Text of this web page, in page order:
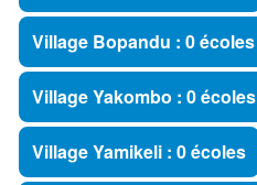
Village Bopandu : 0 écoles
Village Yakombo : 0 écoles
Village Yamikeli : 0 écoles